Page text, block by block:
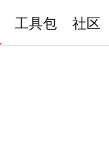
工具包 社区